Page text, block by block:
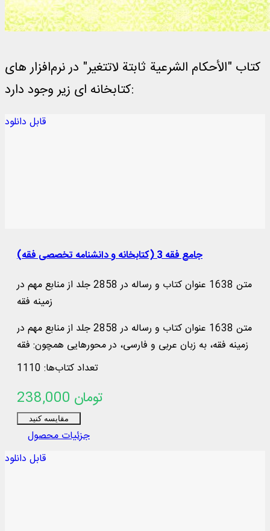
کتاب "الأحکام الشرعیة ثابتة لاتتغیر" در نرم‌افزار های
کتابخانه ای زیر وجود دارد:
قابل دانلود
جامع فقه 3 (کتابخانه و دانشنامه تخصصی فقه)
متن 1638 عنوان کتاب و رساله در 2858 جلد از منابع مهم در
زمينه فقه
متن 1638 عنوان کتاب و رساله در 2858 جلد از منابع مهم در
زمينه فقه، به زبان عربی و فارسی، در محورهایی همچون: فقه
استدلالی، منابع روایی فقهی، ادعیه و زیارات، استفتائات و
...
تعداد کتاب‌ها: 1110
238,000 تومان
مقایسه کنید
جزئیات محصول
قابل دانلود